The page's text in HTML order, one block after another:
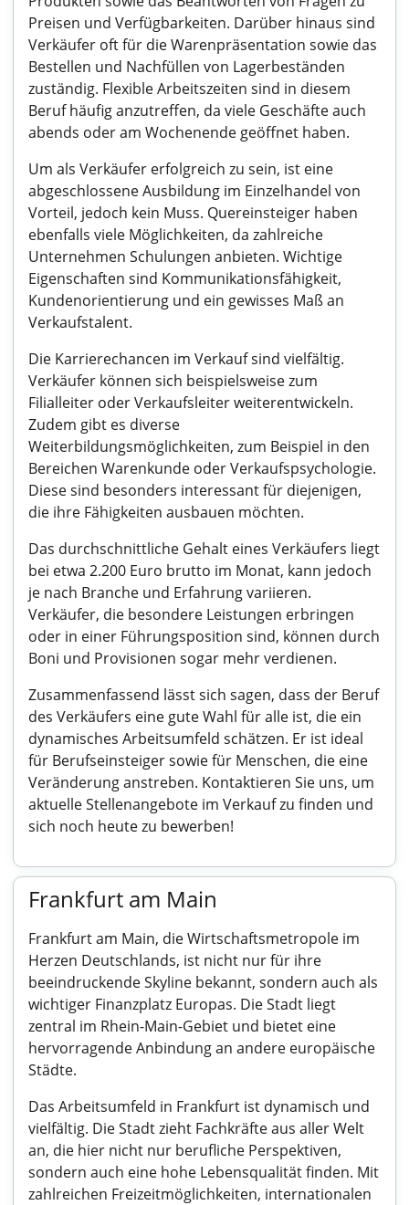
Preisen und Verfügbarkeiten. Darüber hinaus sind
Verkäufer oft für die Warenpräsentation sowie das
Bestellen und Nachfüllen von Lagerbeständen
zuständig. Flexible Arbeitszeiten sind in diesem
Beruf häufig anzutreffen, da viele Geschäfte auch
abends oder am Wochenende geöffnet haben.
Um als Verkäufer erfolgreich zu sein, ist eine
abgeschlossene Ausbildung im Einzelhandel von
Vorteil, jedoch kein Muss. Quereinsteiger haben
ebenfalls viele Möglichkeiten, da zahlreiche
Unternehmen Schulungen anbieten. Wichtige
Eigenschaften sind Kommunikationsfähigkeit,
Kundenorientierung und ein gewisses Maß an
Verkaufstalent.
Die Karrierechancen im Verkauf sind vielfältig.
Verkäufer können sich beispielsweise zum
Filialleiter oder Verkaufsleiter weiterentwickeln.
Zudem gibt es diverse
Weiterbildungsmöglichkeiten, zum Beispiel in den
Bereichen Warenkunde oder Verkaufspsychologie.
Diese sind besonders interessant für diejenigen,
die ihre Fähigkeiten ausbauen möchten.
Das durchschnittliche Gehalt eines Verkäufers liegt
bei etwa 2.200 Euro brutto im Monat, kann jedoch
je nach Branche und Erfahrung variieren.
Verkäufer, die besondere Leistungen erbringen
oder in einer Führungsposition sind, können durch
Boni und Provisionen sogar mehr verdienen.
Zusammenfassend lässt sich sagen, dass der Beruf
des Verkäufers eine gute Wahl für alle ist, die ein
dynamisches Arbeitsumfeld schätzen. Er ist ideal
für Berufseinsteiger sowie für Menschen, die eine
Veränderung anstreben. Kontaktieren Sie uns, um
aktuelle Stellenangebote im Verkauf zu finden und
sich noch heute zu bewerben!
Frankfurt am Main
Frankfurt am Main, die Wirtschaftsmetropole im
Herzen Deutschlands, ist nicht nur für ihre
beeindruckende Skyline bekannt, sondern auch als
wichtiger Finanzplatz Europas. Die Stadt liegt
zentral im Rhein-Main-Gebiet und bietet eine
hervorragende Anbindung an andere europäische
Städte.
Das Arbeitsumfeld in Frankfurt ist dynamisch und
vielfältig. Die Stadt zieht Fachkräfte aus aller Welt
an, die hier nicht nur berufliche Perspektiven,
sondern auch eine hohe Lebensqualität finden. Mit
zahlreichen Freizeitmöglichkeiten, internationalen